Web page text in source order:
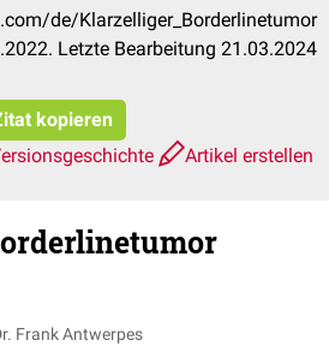
de/Klarzelliger_Borderlinetumor
Letzte Bearbeitung 21.03.2024
kopieren
Artikel erstellen
Frank Antwerpes